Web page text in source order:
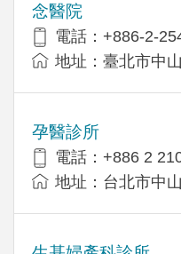
念醫院
電話：+886-2-
地址：臺北市中
孕醫診所
電話：+886 2
地址：台北市中